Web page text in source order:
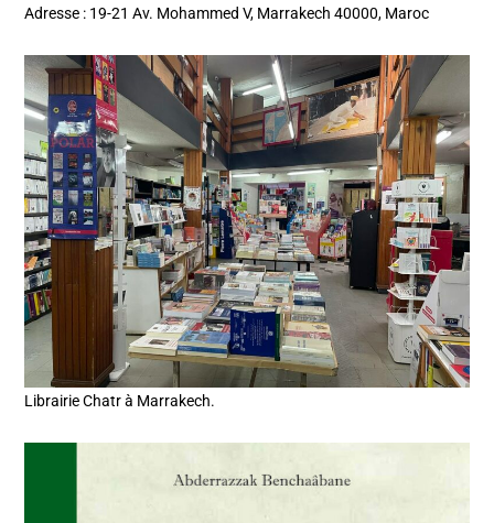
Adresse : 19-21 Av. Mohammed V, Marrakech 40000, Maroc
Librairie Chatr à Marrakech.